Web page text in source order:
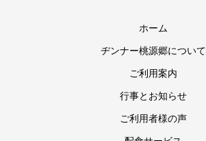
ホーム
ヂンナー桃源郷について
ご利用案内
行事とお知らせ
ご利用者様の声